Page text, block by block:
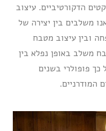
הדקורטיביים. עיצוב
משלבים בין יצירה של
ובין עיצוב מטבח
משלב באופן נפלא בין
כך פופולרי בשנים
המודרניים.